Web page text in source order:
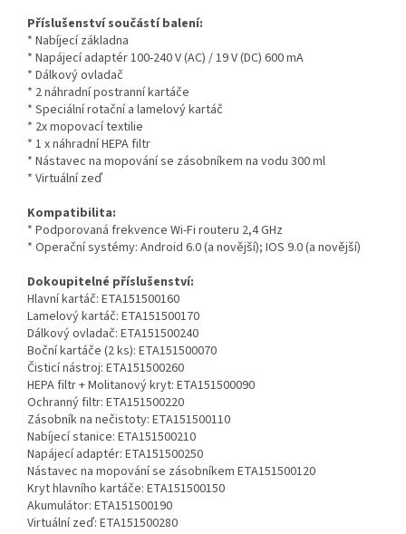
Příslušenství součástí balení:
* Nabíjecí základna
* Napájecí adaptér 100-240 V (AC) / 19 V (DC) 600 mA
* Dálkový ovladač
* 2 náhradní postranní kartáče
* Speciální rotační a lamelový kartáč
* 2x mopovací textilie
* 1 x náhradní HEPA filtr
* Nástavec na mopování se zásobníkem na vodu 300 ml
* Virtuální zeď
Kompatibilita:
* Podporovaná frekvence Wi-Fi routeru 2,4 GHz
* Operační systémy: Android 6.0 (a novější); IOS 9.0 (a novější)
Dokoupitelné příslušenství:
Hlavní kartáč: ETA151500160
Lamelový kartáč: ETA151500170
Dálkový ovladač: ETA151500240
Boční kartáče (2 ks): ETA151500070
Čisticí nástroj: ETA151500260
HEPA filtr + Molitanový kryt: ETA151500090
Ochranný filtr: ETA151500220
Zásobník na nečistoty: ETA151500110
Nabíjecí stanice: ETA151500210
Napájecí adaptér: ETA151500250
Nástavec na mopování se zásobníkem ETA151500120
Kryt hlavního kartáče: ETA151500150
Akumulátor: ETA151500190
Virtuální zeď: ETA151500280